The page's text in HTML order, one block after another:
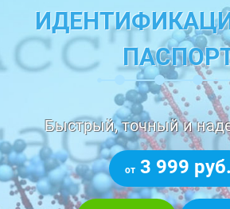
Быстрый, точный и
от 3 999 руб.